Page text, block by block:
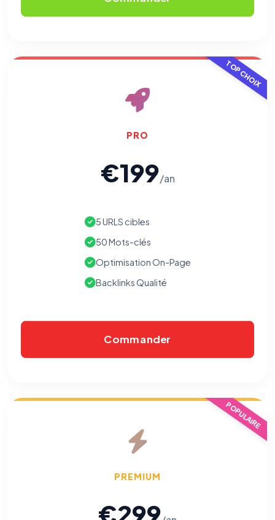
TOP CHOIX
PRO
€199/an
5 URLS cibles
50 Mots-clés
Optimisation On-Page
Backlinks Qualité
Commander
POPULAIRE
PREMIUM